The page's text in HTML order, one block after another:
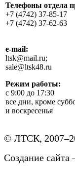
Телефоны отдела
+7 (4742) 37-85-17
+7 (4742) 37-62-63
e-mail:
ltsk@mail.ru;
sale@ltsk48.ru
Режим работы:
с 9:00 до 17:30
все дни, кроме
и воскресенья
© ЛТСК,
Создание сайта